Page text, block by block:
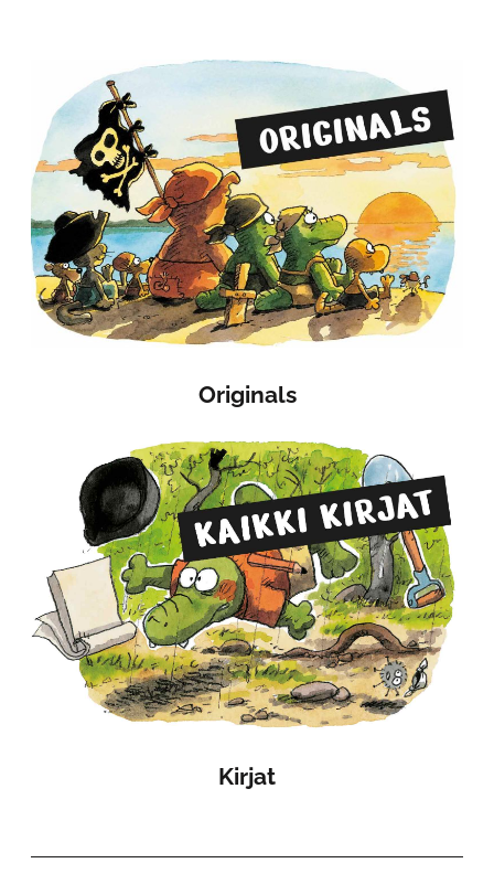
Originals
Kirjat